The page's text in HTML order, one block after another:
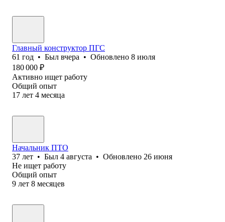
Главный конструктор ПГС
61 год • Был вчера • Обновлено 8 июля
180 000 ₽
Активно ищет работу
Общий опыт
17 лет 4 месяца
Начальник ПТО
37 лет • Был 4 августа • Обновлено 26 июня
Не ищет работу
Общий опыт
9 лет 8 месяцев